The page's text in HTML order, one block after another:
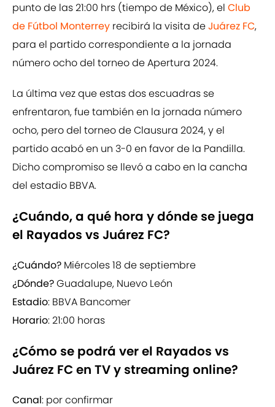
punto de las 21:00 hrs (tiempo de México), el Club
de Fútbol Monterrey recibirá la visita deJuárez FC,
para el partido correspondiente a la jornada
número ocho del torneo de Apertura 2024.
La última vez que estas dos escuadras se
enfrentaron, fue también en la jornada número
ocho, pero del torneo de Clausura 2024, y el
partido acabó en un 3-0 en favor de la Pandilla.
Dicho compromiso se llevó a cabo en la cancha
del estadio BBVA.
¿Cuándo, a qué hora y dónde se juega
el Rayados vs Juárez FC?
¿Cuándo? Miércoles 18 de septiembre
¿Dónde?Guadalupe, Nuevo León
Estadio: BBVA Bancomer
Horario: 21:00 horas
¿Cómo se podrá ver el Rayados vs
Juárez FC en TV y streaming online?
Canal: por confirmar